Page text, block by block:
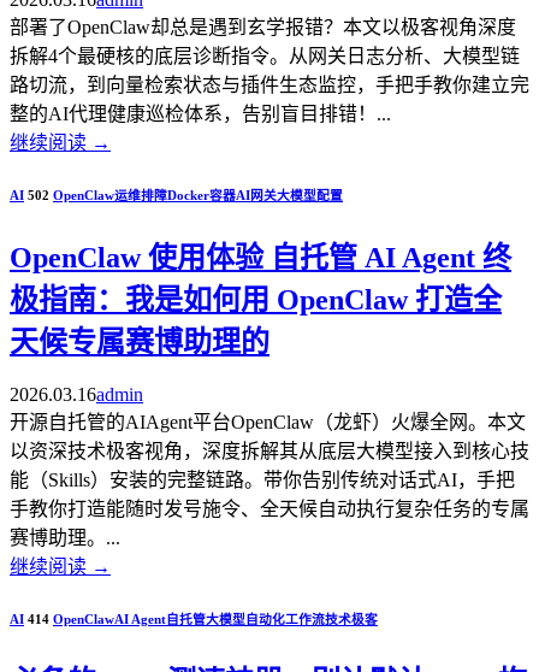
部署了OpenClaw却总是遇到玄学报错？本文以极客视角深度
拆解4个最硬核的底层诊断指令。从网关日志分析、大模型链
路切流，到向量检索状态与插件生态监控，手把手教你建立完
整的AI代理健康巡检体系，告别盲目排错！...
继续阅读 →
AI 502 OpenClaw运维排障Docker容器AI网关大模型配置
OpenClaw 使用体验 自托管 AI Agent 终
极指南：我是如何用 OpenClaw 打造全
天候专属赛博助理的
2026.03.16admin
开源自托管的AIAgent平台OpenClaw（龙虾）火爆全网。本文
以资深技术极客视角，深度拆解其从底层大模型接入到核心技
能（Skills）安装的完整链路。带你告别传统对话式AI，手把
手教你打造能随时发号施令、全天候自动执行复杂任务的专属
赛博助理。...
继续阅读 →
AI 414 OpenClawAI Agent自托管大模型自动化工作流技术极客